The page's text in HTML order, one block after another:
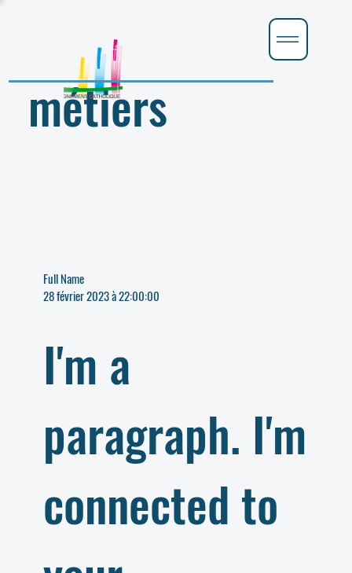
Salon des
métiers
Full Name
28 février 2023 à 22:00:00
I'm a
paragraph. I'm
connected to